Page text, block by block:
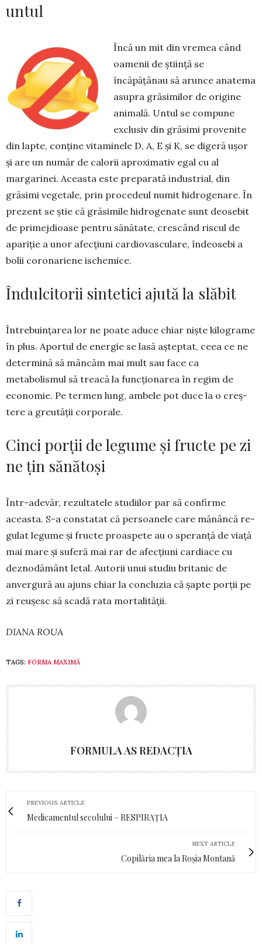
untul
Încă un mit din vremea când
oamenii de știință se
încăpățânau să arunce anatema
asupra grăsimilor de origine
animală. Untul se compune
exclusiv din gră­simi provenite
din lapte, conține vita­mi­nele D, A, E și K, se digeră ușor
și are un număr de calorii aproxi­mativ egal cu al
margarinei. Aceasta este pre­pa­rată industrial, din
grăsimi ve­getale, prin procedeul numit hi­dro­genare. În
prezent se știe că grăsimile hidroge­nate sunt deosebit
de primejdioase pentru sănătate, cres­când riscul de
apariție a unor afecțiuni cardio­vas­culare, îndeosebi a
bolii coronariene ischemice.
Îndulcitorii sintetici ajută la slăbit
Întrebuințarea lor ne poate aduce chiar niște kilo­grame
în plus. Aportul de energie se lasă așteptat, ceea ce ne
determină să mâncăm mai mult sau face ca
metabolismul să treacă la funcționarea în regim de
economie. Pe termen lung, ambele pot duce la o creș­
tere a greutății corporale.
Cinci porții de legume și fructe pe zi
ne țin sănătoși
Într-adevăr, rezultatele studiilor par să confirme
aceasta. S-a constatat că persoanele care mănâncă re­
gu­lat le­gume și fructe proas­­pete au o speranță de viață
mai mare și su­feră mai rar de afec­țiuni cardiace cu
deznodământ letal. Autorii unui studiu britanic de
anvergură au ajuns chiar la concluzia că șapte porții pe
zi reu­șesc să scadă rata mortalității.
DIANA ROUA
TAGS: FORMA MAXIMĂ
FORMULA AS REDACȚIA
PREVIOUS ARTICLE
Medicamentul secolului – RESPIRAȚIA
NEXT ARTICLE
Copilăria mea la Roșia Montană